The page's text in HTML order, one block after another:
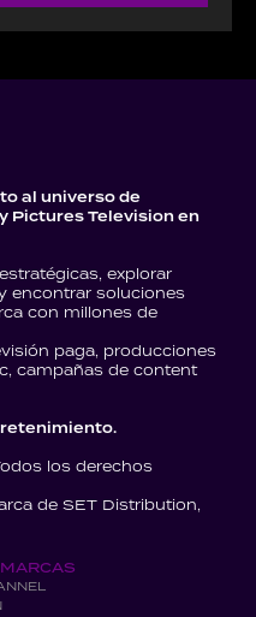
al universo de
Pictures Television en
explorar
encontrar soluciones
con millones de
paga, producciones
campañas de content
los derechos
de SET Distribution,